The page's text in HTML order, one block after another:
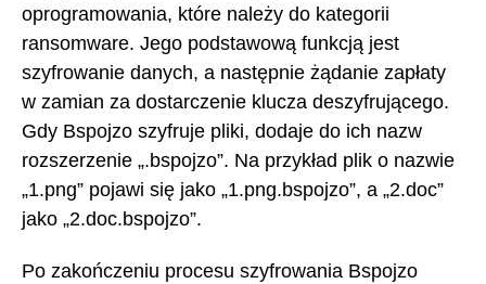
oprogramowania, które należy do kategorii
ransomware. Jego podstawową funkcją jest
szyfrowanie danych, a następnie żądanie zapłaty
w zamian za dostarczenie klucza deszyfrującego.
Gdy Bspojzo szyfruje pliki, dodaje do ich nazw
rozszerzenie „.bspojzo”. Na przykład plik o nazwie
„1.png” pojawi się jako „1.png.bspojzo”, a „2.doc”
jako „2.doc.bspojzo”.
Po zakończeniu procesu szyfrowania Bspojzo